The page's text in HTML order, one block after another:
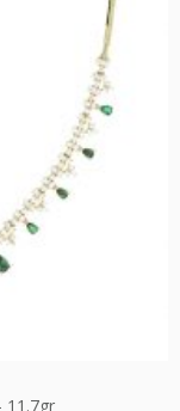
11.7gr